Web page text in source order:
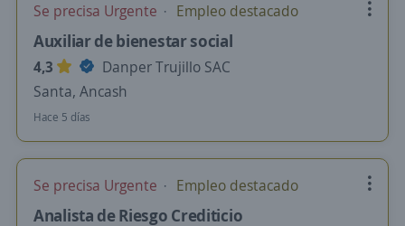
Se precisa Urgente Empleo destacado
Auxiliar de bienestar social
4,3
Danper Trujillo SAC
Santa, Ancash
Hace 5 días
Se precisa Urgente Empleo destacado
Analista de Riesgo Crediticio